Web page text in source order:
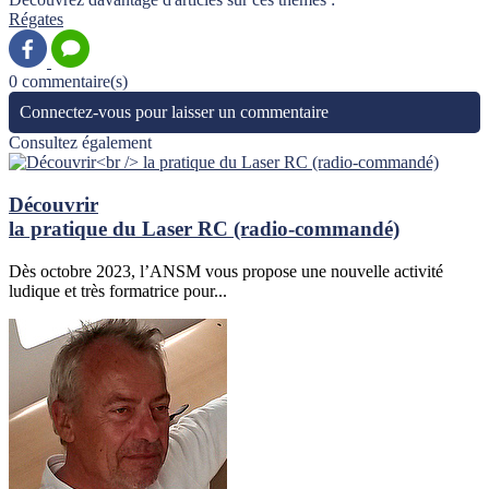
Régates
0 commentaire(s)
Connectez-vous pour laisser un commentaire
Consultez également
Découvrir
la pratique du Laser RC (radio-commandé)
Dès octobre 2023, l’ANSM vous propose une nouvelle activité
ludique et très formatrice pour...